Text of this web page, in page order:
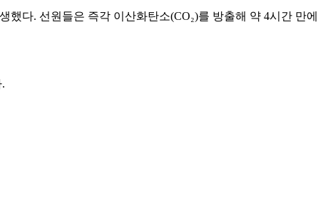
다. 선원들은 즉각 이산화탄소(CO₂)를 방출해 약 4시간 만